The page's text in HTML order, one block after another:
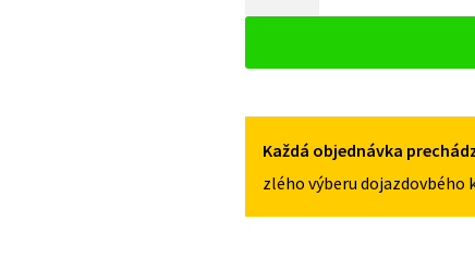
II
2016
II
2011-
115/70R15
4X100
Každá objednávka
zlého výberu dojazdovbého